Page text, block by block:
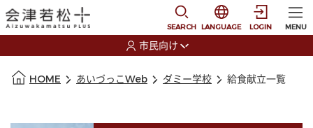
SEARCH
選択すると言語の切
LANGUAGE LOGIN MENU
市民向け
HOME あいづっこWeb ダミー学校 給食献立一覧